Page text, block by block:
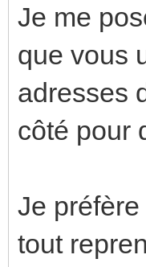
Je me
que vous
adresses
côté pour
Je
tout